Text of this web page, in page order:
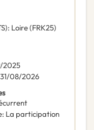
: Loire(FRK25)
2025
31/08/2026
: La participation